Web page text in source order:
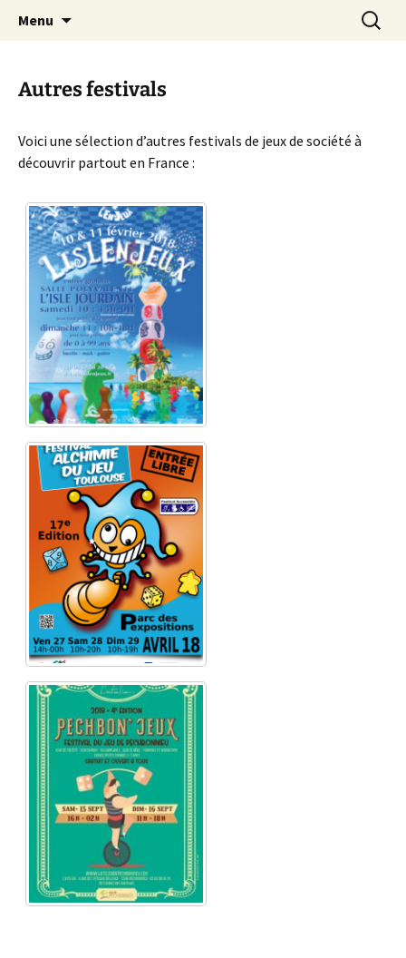
Alors…Jouons !
Festival du jeu en Tarn-et-Garonne
Menu
Autres festivals
Voici une sélection d’autres festivals de jeux de société à
découvrir partout en France :